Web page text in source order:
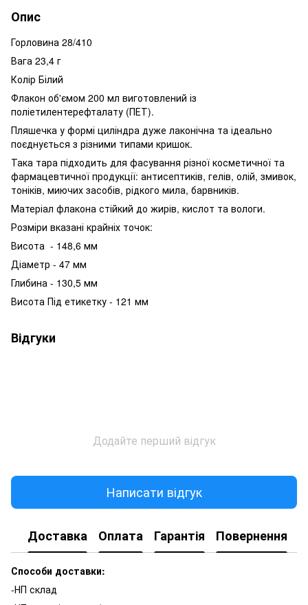
Опис
Горловина 28/410
Вага 23,4 г
Колір Білий
Флакон об'ємом 200 мл виготовлений із
поліетилентерефталату (ПЕТ).
Пляшечка у формі циліндра дуже лаконічна та ідеально
поєднується з різними типами кришок.
Така тара підходить для фасування різної косметичної та
фармацевтичної продукції: антисептиків, гелів, олій, змивок,
тоніків, миючих засобів, рідкого мила, барвників.
Матеріал флакона стійкий до жирів, кислот та вологи.
Розміри вказані крайніх точок:
Висота - 148,6 мм
Діаметр - 47 мм
Глибина - 130,5 мм
Висота Під етикетку - 121 мм
Відгуки
Додайте перший відгук
Написати відгук
Доставка Оплата Гарантія Повернення
Способи доставки:
-НП склад